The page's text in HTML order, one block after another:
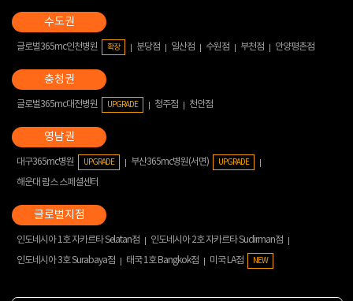
글로벌365mc인천병원 확장 분당점 일산점 수원점 부천점 안양평촌점
글로벌365mc대전병원 UPGRADE 청주점 천안점
대구365mc병원 UPGRADE 부산365mc병원(서면) UPGRADE
해운대 람스 스페셜센터
인도네시아 1호 자카르타 Selatan점
인도네시아 2호 자카르타 Sudirman점
인도네시아 3호 Surabaya점
태국 1호 Bangkok점 미국 LA점 NEW